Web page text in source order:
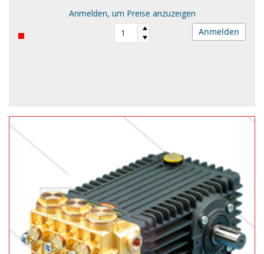
Anmelden, um Preise anzuzeigen
Anmelden